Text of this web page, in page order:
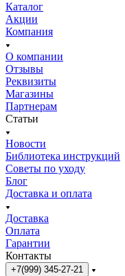
Каталог
Акции
Компания
О компании
Отзывы
Реквизиты
Магазины
Партнерам
Статьи
Новости
Библиотека инструкций
Советы по уходу
Блог
Доставка и оплата
Доставка
Оплата
Гарантии
Контакты
+7(999) 345-27-21